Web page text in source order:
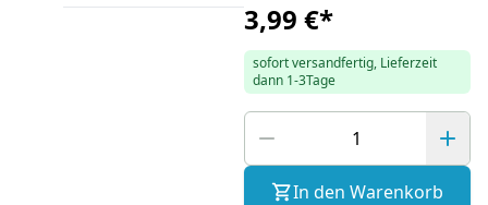
3,99 €*
sofort versandfertig, Lieferzeit
dann 1-3Tage
In den Warenkorb